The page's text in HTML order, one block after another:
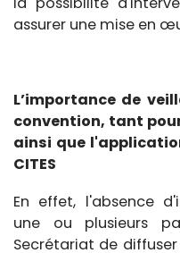
assurer une mise en
L’importance de
convention, tant
ainsi que
CITES
En effet, l'absence
une ou plusieurs
Secrétariat de